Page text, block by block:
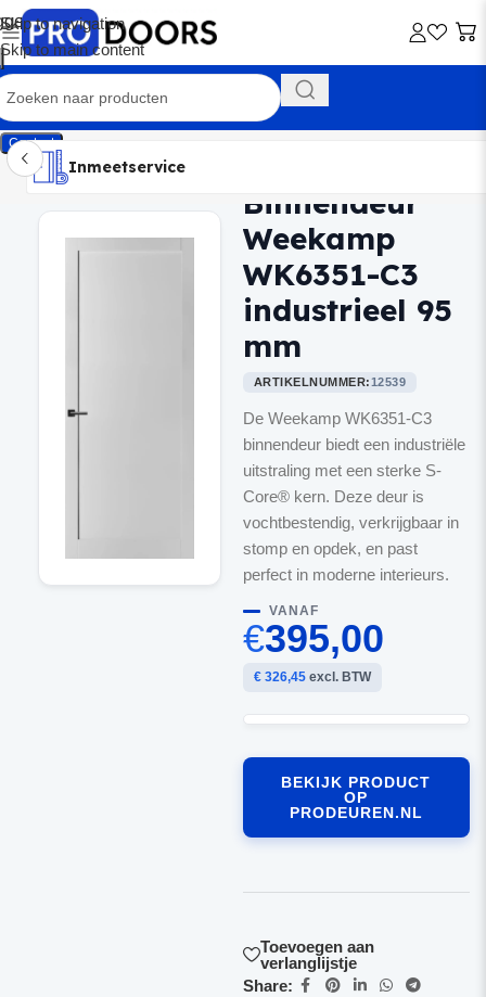
Skip to navigation
Skip to main content
Contact
Inmeetservice
Montageservice
Advies op maat
Showroom
Inmeetservice
Binnendeur
Weekamp
WK6351-C3
industrieel 95
mm
ARTIKELNUMMER:12539
De Weekamp WK6351-C3
binnendeur biedt een industriële
uitstraling met een sterke S-
Core® kern. Deze deur is
vochtbestendig, verkrijgbaar in
stomp en opdek, en past
perfect in moderne interieurs.
VANAF
€395,00
€ 326,45excl. BTW
BEKIJK PRODUCT
OP
PRODEUREN.NL
Toevoegen aan
verlanglijstje
Share: